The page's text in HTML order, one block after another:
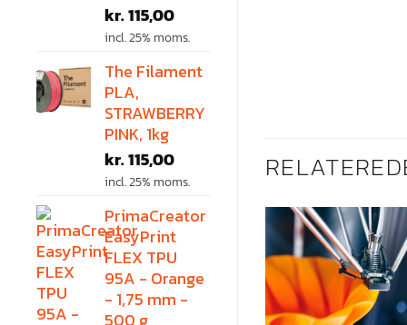
kr.115,00
incl. 25% moms.
The Filament
PLA,
STRAWBERRY
PINK, 1kg
kr.115,00
incl. 25% moms.
PrimaCreator
EasyPrint
FLEX TPU
95A - Orange
- 1,75 mm -
500 g